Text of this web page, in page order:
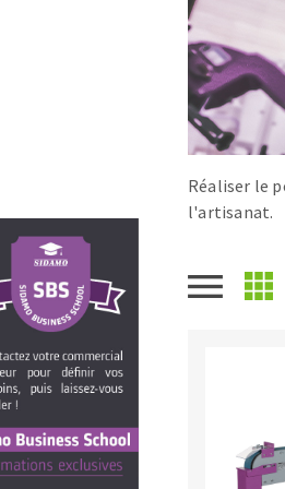
Roues
Disques à
Réaliser le
l'artisanat.